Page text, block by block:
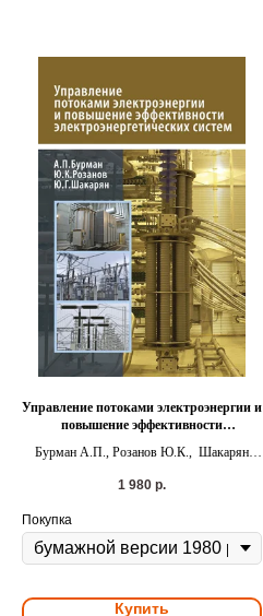
Управление потоками электроэнергии и
повышение эффективности
Бурман А.П., Розанов Ю.К., Шакарян
1 980 р.
Покупка
Купить